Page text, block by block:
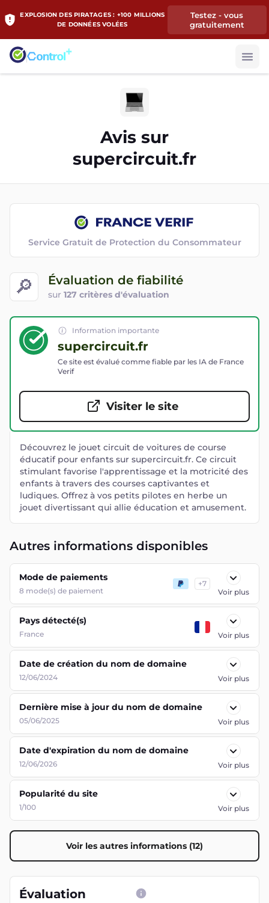
EXPLOSION DES PIRATAGES : +100 MILLIONS
DE DONNÉES VOLÉES
Testez - vous
gratuitement
Avis sur
supercircuit.fr
🔎 Évaluation de fiabilité
sur 127 critères d'évaluation
Service Gratuit de Protection du Consommateur
Information importante
supercircuit.fr
Ce site est évalué comme fiable par les IA de France
Verif
Visiter le site
Découvrez le jouet circuit de voitures de course
éducatif pour enfants sur supercircuit.fr. Ce circuit
stimulant favorise l'apprentissage et la motricité des
enfants à travers des courses captivantes et
ludiques. Offrez à vos petits pilotes en herbe un
jouet divertissant qui allie éducation et amusement.
Autres informations disponibles
Mode de paiements
8 mode(s) de paiement
+7
Voir plus
Pays détecté(s)
France Voir plus
Date de création du nom de domaine
12/06/2024 Voir plus
Dernière mise à jour du nom de domaine
05/06/2025 Voir plus
Date d'expiration du nom de domaine
12/06/2026 Voir plus
Popularité du site
1/100 Voir plus
Voir les autres informations (12)
Évaluation